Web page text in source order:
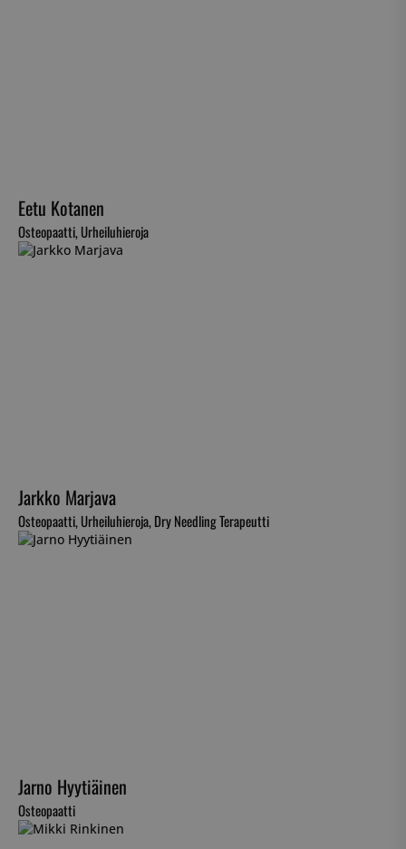
Eetu Kotanen
Osteopaatti, Urheiluhieroja
Jarkko Marjava
Osteopaatti, Urheiluhieroja, Dry Needling Terapeutti
Jarno Hyytiäinen
Osteopaatti